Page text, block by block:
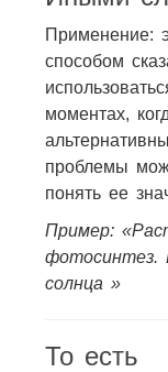
Применение:
способом
моментах,
проблемы
понять ее
Пример:
фотосинтез.
солнца »
То есть